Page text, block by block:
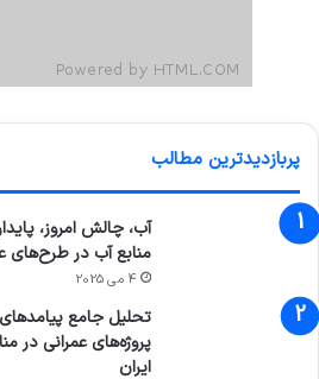
پربازدیدترین مطالب
آب، چالش امروز،
منابع آب در طرح‌های
4 می 2025
تحلیل جامع پیامدهای
پروژه‌های عمرانی
ایران